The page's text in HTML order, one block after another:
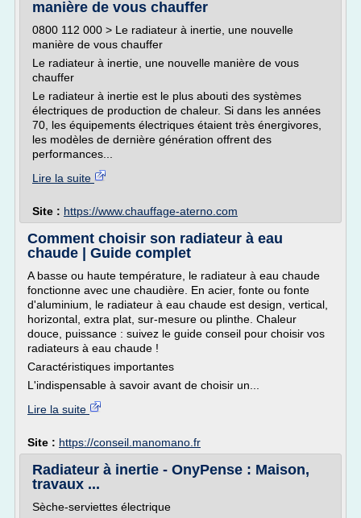
manière de vous chauffer
0800 112 000 > Le radiateur à inertie, une nouvelle
manière de vous chauffer
Le radiateur à inertie, une nouvelle manière de vous
chauffer
Le radiateur à inertie est le plus abouti des systèmes
électriques de production de chaleur. Si dans les années
70, les équipements électriques étaient très énergivores,
les modèles de dernière génération offrent des
performances...
Lire la suite
Site : https://www.chauffage-aterno.com
Comment choisir son radiateur à eau
chaude | Guide complet
A basse ou haute température, le radiateur à eau chaude
fonctionne avec une chaudière. En acier, fonte ou fonte
d'aluminium, le radiateur à eau chaude est design, vertical,
horizontal, extra plat, sur-mesure ou plinthe. Chaleur
douce, puissance : suivez le guide conseil pour choisir vos
radiateurs à eau chaude !
Caractéristiques importantes
L'indispensable à savoir avant de choisir un...
Lire la suite
Site : https://conseil.manomano.fr
Radiateur à inertie - OnyPense : Maison,
travaux ...
Sèche-serviettes électrique